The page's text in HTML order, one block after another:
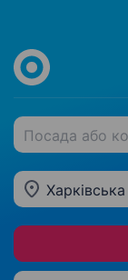
Посада або